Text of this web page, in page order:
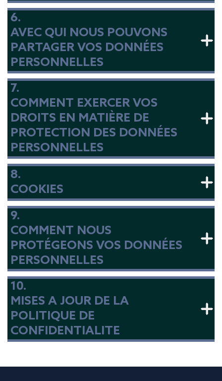
6.
AVEC QUI NOUS POUVONS
PARTAGER VOS DONNÉES
PERSONNELLES
7.
COMMENT EXERCER VOS
DROITS EN MATIÈRE DE
PROTECTION DES DONNÉES
PERSONNELLES
8.
COOKIES
9.
COMMENT NOUS
PROTÉGEONS VOS DONNÉES
PERSONNELLES
10.
MISES A JOUR DE LA
POLITIQUE DE
CONFIDENTIALITE